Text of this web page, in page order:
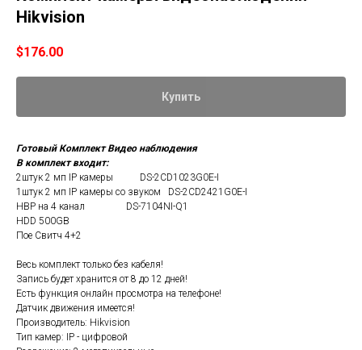
Hikvision
$176.00
Купить
Готовый Комплект Видео наблюдения
В комплект входит:
2штук 2 мп IP камеры DS-2CD1023G0E-I
1штук 2 мп IP камеры со звуком DS-2CD2421G0E-I
НВР на 4 канал DS-7104NI-Q1
HDD 500GB
Пое Свитч 4+2
Весь комплект только без кабеля!
Запись будет хранится от 8 до 12 дней!
Есть функция онлайн просмотра на телефоне!
Датчик движения имеется!
Производитель: Hikvision
Тип камер: IP - цифровой